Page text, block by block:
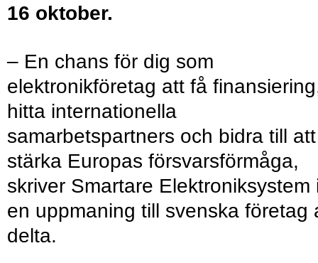
16 oktober.
– En chans för dig som
elektronikföretag att få
hitta internationella
samarbetspartners och bidra till att
stärka Europas försvarsförmåga,
skriver Smartare Elektroniksystem
en uppmaning till svenska företag
delta.